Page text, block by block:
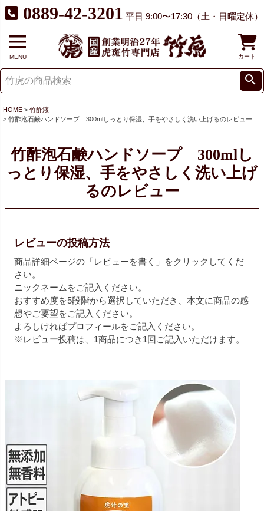
0889-42-3201 平日 9:00〜17:30（土・日曜定休）
MENU カート
HOME
竹酢液
竹酢泡石鹸ハンドソープ 300mlしっとり保湿、手をやさしく洗い上げるのレビュー
竹酢泡石鹸ハンドソープ 300mlし
っとり保湿、手をやさしく洗い上げ
るのレビュー
レビューの投稿方法
商品詳細ページの「レビューを書く」をクリックしてくだ
さい。
ニックネームをご記入ください。
おすすめ度を5段階から選択していただき、本文に商品の感
想やご要望をご記入ください。
よろしければプロフィールをご記入ください。
※レビュー投稿は、1商品につき1回ご記入いただけます。